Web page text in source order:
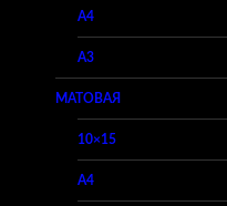
A4
A3
МАТОВАЯ
10×15
A4